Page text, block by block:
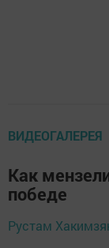
ВИДЕОГАЛЕРЕЯ
Как
победе
Рустам